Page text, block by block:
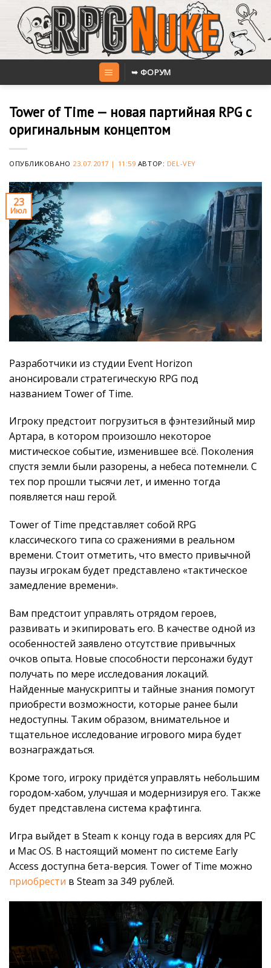
content
➥ ФОРУМ
Tower of Time — новая партийная RPG с
оригинальным концептом
ОПУБЛИКОВАНО 23.07.2017 | 11:59 АВТОР: DEL-VEY
23
Июл
Разработчики из студии Event Horizon
анонсировали стратегическую RPG под
названием Tower of Time.
Игроку предстоит погрузиться в фэнтезийный мир
Артара, в котором произошло некоторое
мистическое событие, изменившее всё. Поколения
спустя земли были разорены, а небеса потемнели. С
тех пор прошли тысячи лет, и именно тогда
появляется наш герой.
Tower of Time представляет собой RPG
классического типа со сражениями в реальном
времени. Стоит отметить, что вместо привычной
паузы игрокам будет представлено «тактическое
замедление времени».
Вам предстоит управлять отрядом героев,
развивать и экипировать его. В качестве одной из
особенностей заявлено отсутствие привычных
очков опыта. Новые способности персонажи будут
получать по мере исследования локаций.
Найденные манускрипты и тайные знания помогут
приобрести возможности, которые ранее были
недоступны. Таким образом, внимательное и
тщательное исследование игрового мира будет
вознаграждаться.
Кроме того, игроку придётся управлять небольшим
городом-хабом, улучшая и модернизируя его. Также
будет представлена система крафтинга.
Игра выйдет в Steam к концу года в версиях для PC
и Mac OS. В настоящий момент по системе Early
Access доступна бета-версия. Tower of Time можно
приобрести в Steam за 349 рублей.